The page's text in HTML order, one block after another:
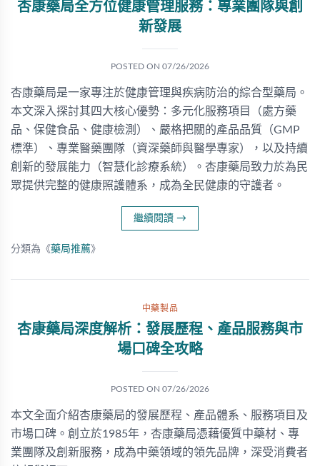
杏康藥局全方位健康管理服務：專業團隊與創
新發展
POSTED ON 07/26/2026
杏康藥局是一家專注於健康管理與疾病防治的綜合型藥局。
本文深入探討其四大核心優勢：多元化服務項目（處方藥
品、保健食品、健康檢測）、嚴格把關的產品品質（GMP
標準）、專業醫藥團隊（資深藥師與醫學專家），以及持續
創新的發展能力（智慧化診療系統）。杏康藥局致力於為民
眾提供完整的健康照護體系，成為全民健康的守護者。
繼續閱讀 →
分類為《藥局推薦》
中藥製品
杏康藥局深度解析：發展歷程、產品服務與市
場口碑全攻略
POSTED ON 07/26/2026
本文全面介紹杏康藥局的發展歷程、產品體系、服務項目及
市場口碑。創立於1985年，杏康藥局憑藉優質中藥材、專
業團隊及創新服務，成為中藥領域的領先品牌，深受消費者